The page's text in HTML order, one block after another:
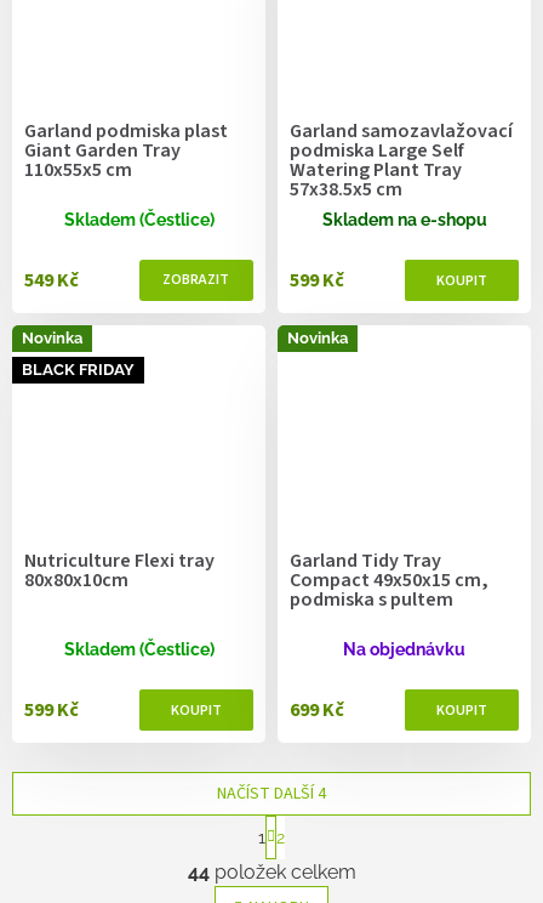
Garland podmiska plast
Giant Garden Tray
110x55x5 cm
Skladem (Čestlice)
549 Kč
Garland samozavlažovací
podmiska Large Self
Watering Plant Tray
57x38.5x5 cm
Skladem na e-shopu
599 Kč
Novinka
BLACK FRIDAY
Nutriculture Flexi tray
80x80x10cm
Skladem (Čestlice)
599 Kč
Novinka
Garland Tidy Tray
Compact 49x50x15 cm,
podmiska s pultem
Na objednávku
699 Kč
O
v
NAČÍST DALŠÍ 4
S
t
r
á
1 2
44položek celkem